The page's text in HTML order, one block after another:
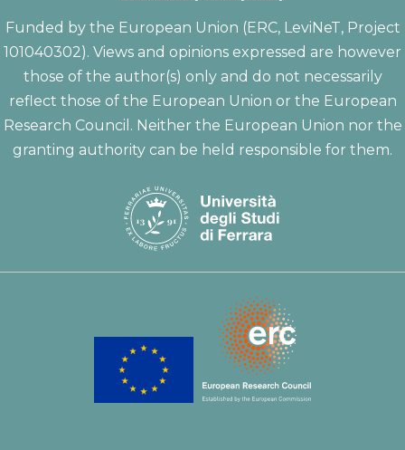
Funded by the European Union (ERC, LeviNeT, Project
101040302). Views and opinions expressed are however
those of the author(s) only and do not necessarily
reflect those of the European Union or the European
Research Council. Neither the European Union nor the
granting authority can be held responsible for them.